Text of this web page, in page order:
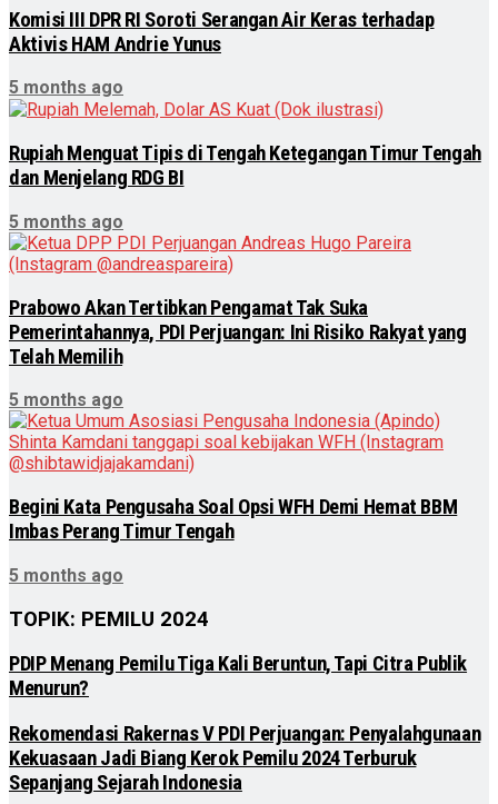
Komisi III DPR RI Soroti Serangan Air Keras terhadap
Aktivis HAM Andrie Yunus
5 months ago
Rupiah Menguat Tipis di Tengah Ketegangan Timur Tengah
dan Menjelang RDG BI
5 months ago
Prabowo Akan Tertibkan Pengamat Tak Suka
Pemerintahannya, PDI Perjuangan: Ini Risiko Rakyat yang
Telah Memilih
5 months ago
Begini Kata Pengusaha Soal Opsi WFH Demi Hemat BBM
Imbas Perang Timur Tengah
5 months ago
TOPIK: PEMILU 2024
PDIP Menang Pemilu Tiga Kali Beruntun, Tapi Citra Publik
Menurun?
Rekomendasi Rakernas V PDI Perjuangan: Penyalahgunaan
Kekuasaan Jadi Biang Kerok Pemilu 2024 Terburuk
Sepanjang Sejarah Indonesia